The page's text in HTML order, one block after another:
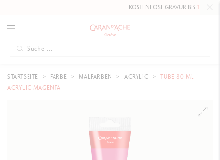
KOSTENLOSE GRAVUR BIS10. MAI
STARTSEITE FARBE MALFARBEN ACRYLIC
TUBE 80 ML
ACRYLIC MAGENTA